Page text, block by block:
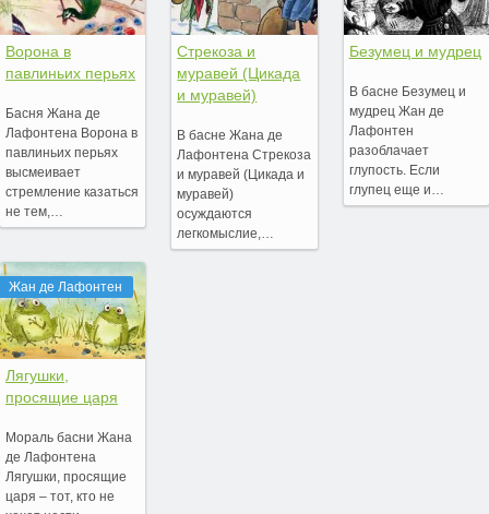
Ворона в
павлиньих перьях
Басня Жана де
Лафонтена Ворона в
павлиньих перьях
высмеивает
стремление казаться
не тем,…
Жан де Лафонтен
Лягушки,
просящие царя
Мораль басни Жана
де Лафонтена
Лягушки, просящие
царя – тот, кто не
Стрекоза и
муравей (Цикада
и муравей)
В басне Жана де
Лафонтена Стрекоза
и муравей (Цикада и
муравей)
осуждаются
легкомыслие,…
Безумец и мудрец
В басне Безумец и
мудрец Жан де
Лафонтен
разоблачает
глупость. Если
глупец еще и…